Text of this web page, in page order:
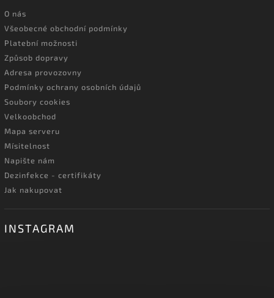
O nás
Všeobecné obchodní podmínky
Platební možnosti
Způsob dopravy
Adresa provozovny
Podmínky ochrany osobních údajů
Soubory cookies
Velkoobchod
Mapa serveru
Mísitelnost
Napište nám
Dezinfekce - certifikáty
Jak nakupovat
INSTAGRAM